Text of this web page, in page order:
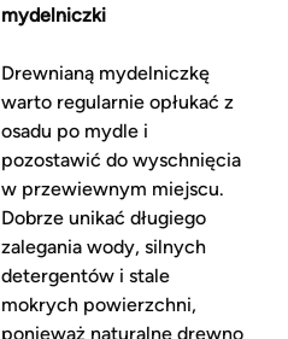
mydelniczki
Drewnianą mydelniczkę
warto regularnie opłukać z
osadu po mydle i
pozostawić do wyschnięcia
w przewiewnym miejscu.
Dobrze unikać długiego
zalegania wody, silnych
detergentów i stale
mokrych powierzchni,
ponieważ naturalne drewno